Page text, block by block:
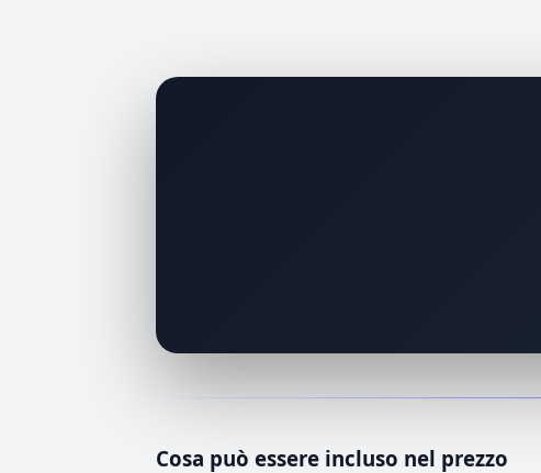
Cosa può essere incluso nel prezzo